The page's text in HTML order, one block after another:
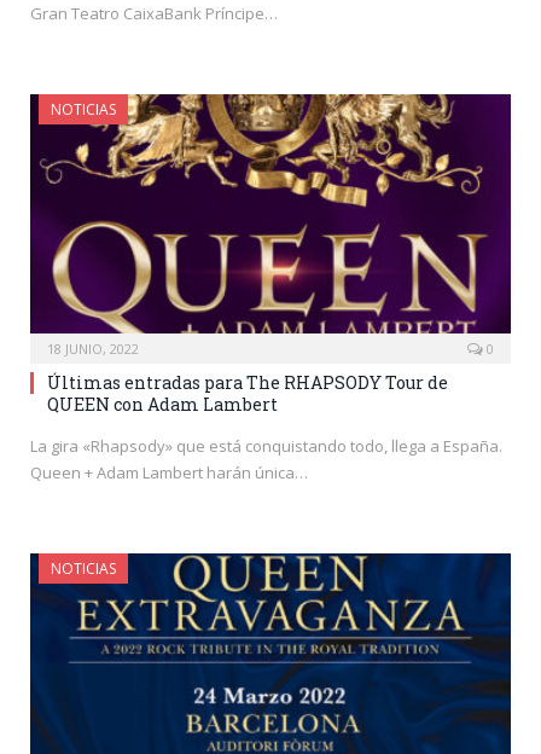
Gran Teatro CaixaBank Príncipe…
NOTICIAS
18 JUNIO, 2022 0
Últimas entradas para The RHAPSODY Tour de
QUEEN con Adam Lambert
La gira «Rhapsody» que está conquistando todo, llega a España.
Queen + Adam Lambert harán única…
NOTICIAS